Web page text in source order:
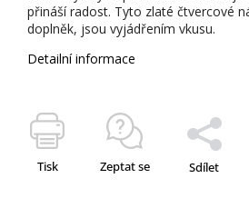
přináší radost. Tyto zlaté čtvercové
doplněk, jsou vyjádřením vkusu.
Detailní informace
Tisk Zeptat se Sdílet